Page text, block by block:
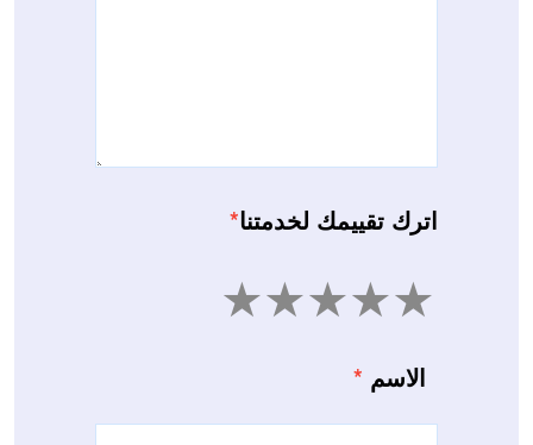
اترك تقييمك لخدمتنا*
4 3 2 1
الاسم *